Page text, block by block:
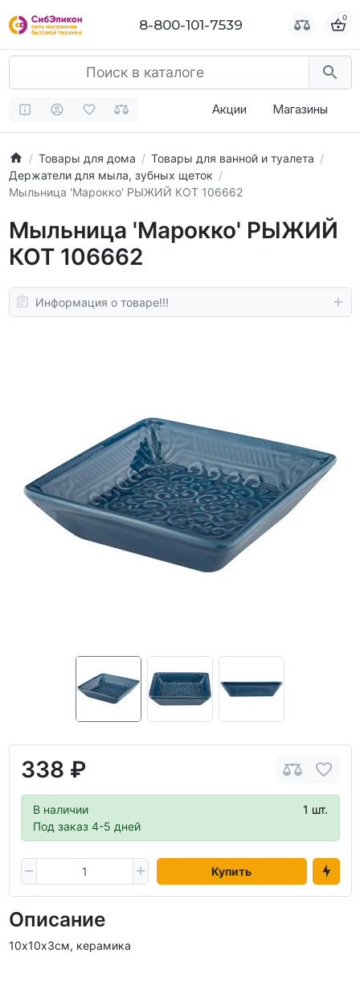
8-800-101-7539 0
Акции Магазины
Товары для дома
Товары для ванной и туалета
Держатели для мыла, зубных щеток
Мыльница 'Марокко' РЫЖИЙ КОТ 106662
Мыльница 'Марокко' РЫЖИЙ
КОТ 106662
Информация о товаре!!!
338 ₽
В наличии
1 шт.
Под заказ 4-5 дней
Купить
Описание
10х10х3см, керамика
8-800-101-7539 0